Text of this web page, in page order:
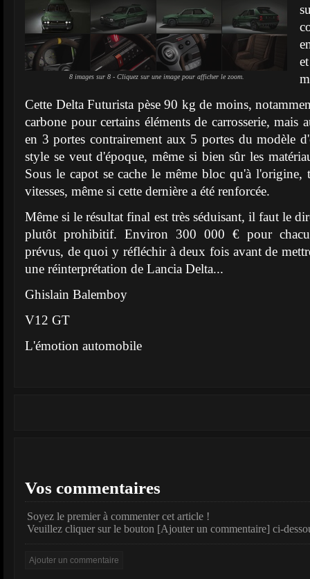
8 images sur 8 - Cliquez sur une image pour afficher le zoom.
Cette Delta Futurista pèse 90 kg de moins,
carbone pour certains éléments de carrosserie, mais
en 3 portes contrairement aux 5 portes du modèle
style se veut d'époque, même si bien sûr les
Sous le capot se cache le même bloc qu'à
vitesses, même si cette dernière a été renforcée.
Même si le résultat final est très séduisant, il faut le
plutôt prohibitif. Environ 300 000 € pour
prévus, de quoi y réfléchir à deux fois avant de
une réinterprétation de Lancia Delta...
Ghislain Balemboy
V12 GT
L'émotion automobile
Vos commentaires
Soyez le premier à commenter cet article !
Veuillez cliquer sur le bouton [Ajouter un commentaire] ci-